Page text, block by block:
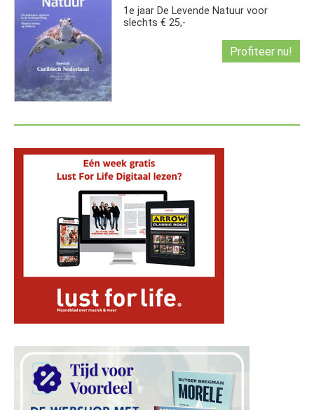
1e jaar De Levende Natuur voor
slechts € 25,-
Profiteer nu!